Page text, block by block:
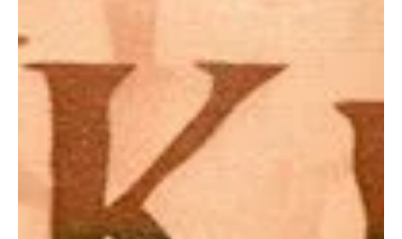
walter.der.literwirt
5. Okt. 2023
Herbst.Highlights
Der Herbst hat kulinarisch so viel zu bieten! Hier sind ein
paar besondere Schmankerl, die du dir nicht entgehen